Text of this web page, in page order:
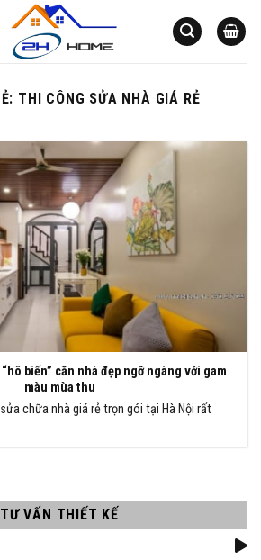
THI CÔNG SỬA NHÀ GIÁ RẺ
TƯ VẤN THIẾT KẾ
biến” căn nhà đẹp ngỡ ngàng với gam
màu mùa thu
chữa nhà giá rẻ trọn gói tại Hà Nội rất